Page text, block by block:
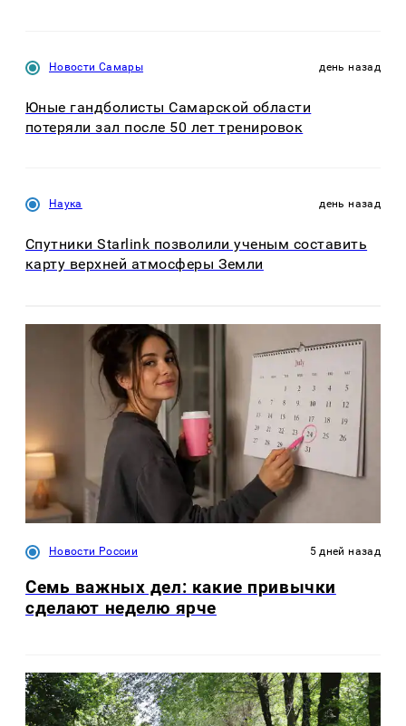
Новости Самары день назад
Юные гандболисты Самарской области
потеряли зал после 50 лет тренировок
Наука день назад
Спутники Starlink позволили ученым составить
карту верхней атмосферы Земли
Новости России 5 дней назад
Семь важных дел: какие привычки
сделают неделю ярче